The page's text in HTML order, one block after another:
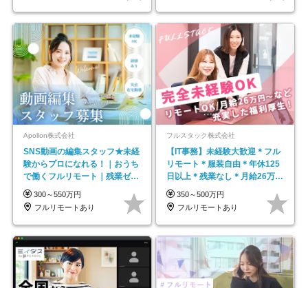
Apollon株式会社
SNS動画の編集スタッフ★未経
験からプロになれる！｜おうち
で働くフルリモート｜残業ゼロ
で18時退勤◎
300～550万円
フルリモートあり
フルスタック株式会社
【IT事務】未経験大歓迎＊フル
リモート＊服装自由＊年休125
日以上＊残業なし＊月給26万円
以上
350～500万円
フルリモートあり